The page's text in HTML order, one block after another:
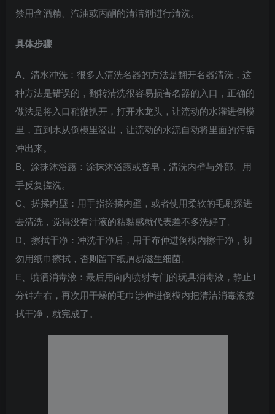
禁用含酒精、汽油或丙酮的清洁剂进行清洗。
具体步骤
A、清水冲洗：很多人清洗名器的方法是翻开名器清洗，这
种方法是错误的，翻转清洗很容易损害名器的入口，正确的
做法是将入口稍微扒开，打开水龙头，让流动的水灌进倒模
里，直到水从倒模里溢出，让流动的水流自动将里面的污垢
冲出来。
B、涂抹沐浴露：涂抹沐浴露或香皂，清洗内壁与外部。用
手反复搓洗。
C、搓揉内壁：用手指搓揉内壁，或者使用柔软的毛刷探进
去清洗，觉得没有汁液的粘黏感就代表差不多洗好了。
D、擦拭干净：冲洗干净后，用干布伸进倒模内擦干净，切
勿用纸巾擦拭，否则留下纸屑易滋生细菌。
E、喷洒消毒液：最后用向内喷射专门的玩具消毒液，静止1
分钟左右，再次用干燥的毛巾涉伸进倒模内把清洁消毒液擦
拭干净，就完成了。